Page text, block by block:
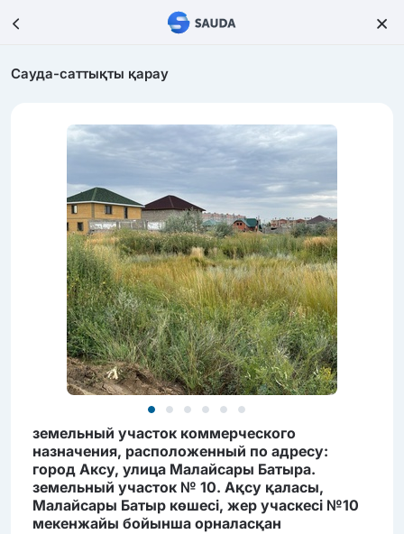
Сауда-саттықты қарау
земельный участок коммерческого
назначения, расположенный по адресу:
город Аксу, улица Малайсары Батыра.
земельный участок № 10. Ақсу қаласы,
Малайсары Батыр көшесі, жер учаскесі №10
мекенжайы бойынша орналасқан